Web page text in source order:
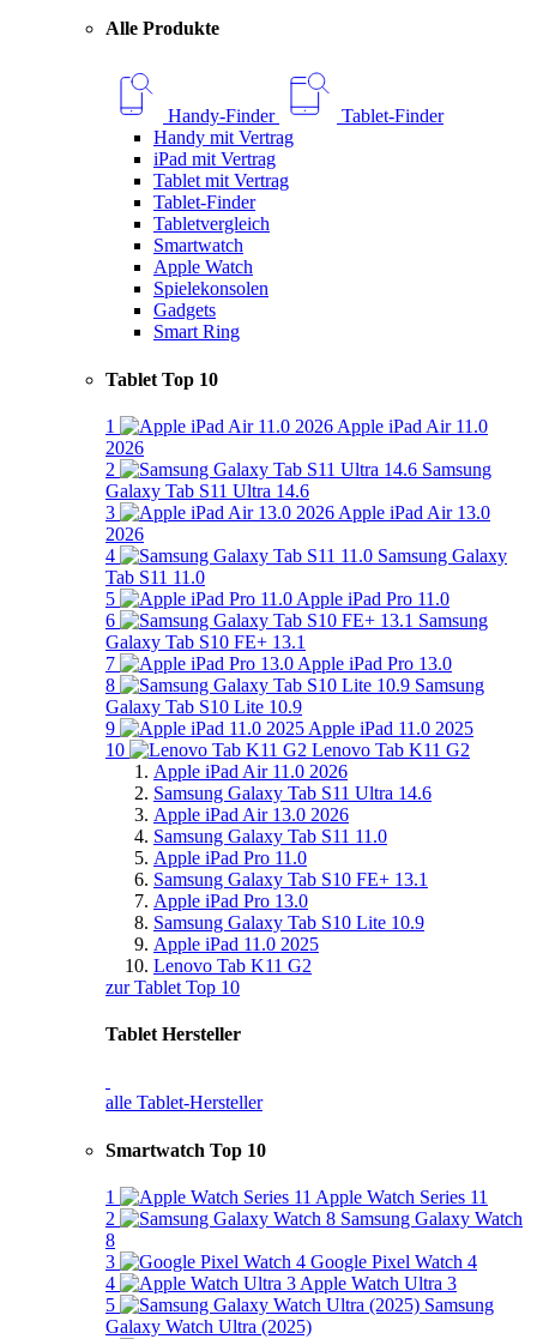
Alle Produkte
Handy-Finder
Tablet-Finder
Handy mit Vertrag
iPad mit Vertrag
Tablet mit Vertrag
Tablet-Finder
Tabletvergleich
Smartwatch
Apple Watch
Spielekonsolen
Gadgets
Smart Ring
Tablet Top 10
1
Apple iPad Air 11.0
2026
2
Samsung
Galaxy Tab S11 Ultra 14.6
3
Apple iPad Air 13.0
2026
4
Samsung Galaxy
Tab S11 11.0
5
Apple iPad Pro 11.0
6
Samsung
Galaxy Tab S10 FE+ 13.1
7
Apple iPad Pro 13.0
8
Samsung
Galaxy Tab S10 Lite 10.9
9
Apple iPad 11.0 2025
10
Lenovo Tab K11 G2
Apple iPad Air 11.0 2026
Samsung Galaxy Tab S11 Ultra 14.6
Apple iPad Air 13.0 2026
Samsung Galaxy Tab S11 11.0
Apple iPad Pro 11.0
Samsung Galaxy Tab S10 FE+ 13.1
Apple iPad Pro 13.0
Samsung Galaxy Tab S10 Lite 10.9
Apple iPad 11.0 2025
Lenovo Tab K11 G2
zur Tablet Top 10
Tablet Hersteller
alle Tablet-Hersteller
Smartwatch Top 10
1
Apple Watch Series 11
2
Samsung Galaxy Watch
8
3
Google Pixel Watch 4
4
Apple Watch Ultra 3
5
Samsung
Galaxy Watch Ultra (2025)